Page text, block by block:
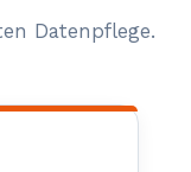
Datenpflege.